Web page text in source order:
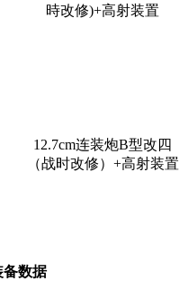
時改修)+高射装置
12.7cm连装炮B型改四
（战时改修）+高射装置
备数据